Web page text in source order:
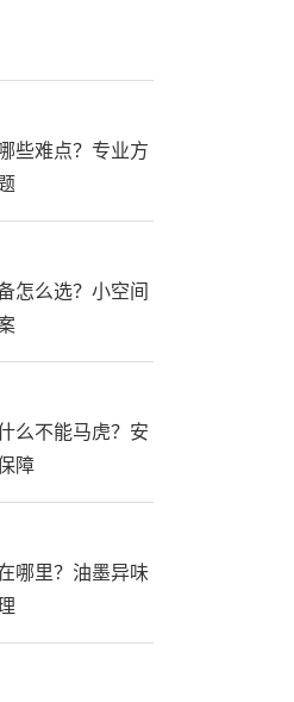
些难点？专业方
怎么选？小空间
么不能马虎？安
障
哪里？油墨异味